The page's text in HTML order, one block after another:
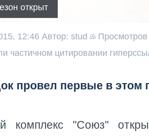
открыт
12:46 Автор: stud
частичном цитировании
провел первые в этом
комплекс "Союз"